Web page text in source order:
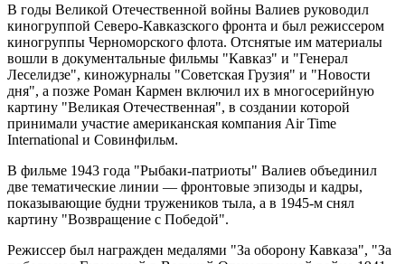
В годы Великой Отечественной войны Валиев руководил
киногруппой Северо-Кавказского фронта и был режиссером
киногруппы Черноморского флота. Отснятые им материалы
вошли в документальные фильмы "Кавказ" и "Генерал
Леселидзе", киножурналы "Советская Грузия" и "Новости
дня", а позже Роман Кармен включил их в многосерийную
картину "Великая Отечественная", в создании которой
принимали участие американская компания Air Time
International и Совинфильм.
В фильме 1943 года "Рыбаки-патриоты" Валиев объединил
две тематические линии — фронтовые эпизоды и кадры,
показывающие будни тружеников тыла, а в 1945-м снял
картину "Возвращение с Победой".
Режиссер был награжден медалями "За оборону Кавказа", "За